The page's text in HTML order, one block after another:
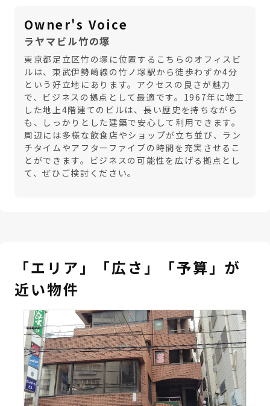
Owner's Voice
ラヤマビル竹の塚
東京都足立区竹の塚に位置するこちらのオフィスビ
ルは、東武伊勢崎線の竹ノ塚駅から徒歩わずか4分
という好立地にあります。アクセスの良さが魅力
で、ビジネスの拠点として最適です。1967年に竣工
した地上4階建てのビルは、長い歴史を持ちながら
も、しっかりとした建築で安心して利用できます。
周辺には多様な飲食店やショップが立ち並び、ラン
チタイムやアフターファイブの時間を充実させるこ
とができます。ビジネスの可能性を広げる拠点とし
て、ぜひご検討ください。
「エリア」「広さ」「予算」が
近い物件